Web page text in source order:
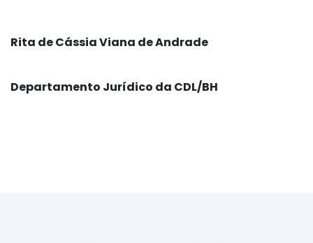
Rita de Cássia Viana de Andrade
Departamento Jurídico da CDL/BH